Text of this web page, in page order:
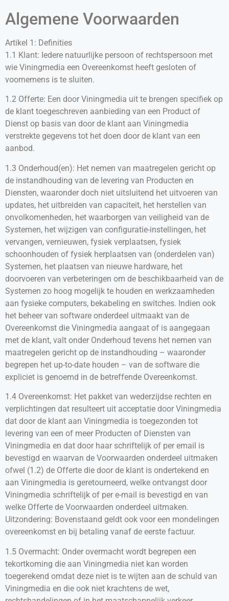
Algemene Voorwaarden
Artikel 1: Definities
1.1 Klant: Iedere natuurlijke persoon of rechtspersoon met
wie Viningmedia een Overeenkomst heeft gesloten of
voornemens is te sluiten.
1.2 Offerte: Een door Viningmedia uit te brengen specifiek op
de klant toegeschreven aanbieding van een Product of
Dienst op basis van door de klant aan Viningmedia
verstrekte gegevens tot het doen door de klant van een
aanbod.
1.3 Onderhoud(en): Het nemen van maatregelen gericht op
de instandhouding van de levering van Producten en
Diensten, waaronder doch niet uitsluitend het uitvoeren van
updates, het uitbreiden van capaciteit, het herstellen van
onvolkomenheden, het waarborgen van veiligheid van de
Systemen, het wijzigen van configuratie-instellingen, het
vervangen, vernieuwen, fysiek verplaatsen, fysiek
schoonhouden of fysiek herplaatsen van (onderdelen van)
Systemen, het plaatsen van nieuwe hardware, het
doorvoeren van verbeteringen om de beschikbaarheid van de
Systemen zo hoog mogelijk te houden en werkzaamheden
aan fysieke computers, bekabeling en switches. Indien ook
het beheer van software onderdeel uitmaakt van de
Overeenkomst die Viningmedia aangaat of is aangegaan
met de klant, valt onder Onderhoud tevens het nemen van
maatregelen gericht op de instandhouding – waaronder
begrepen het up-to-date houden – van de software die
expliciet is genoemd in de betreffende Overeenkomst.
1.4 Overeenkomst: Het pakket van wederzijdse rechten en
verplichtingen dat resulteert uit acceptatie door Viningmedia
dat door de klant aan Viningmedia is toegezonden tot
levering van een of meer Producten of Diensten van
Viningmedia en dat door haar schriftelijk of per email is
bevestigd en waarvan de Voorwaarden onderdeel uitmaken
ofwel (1.2) de Offerte die door de klant is ondertekend en
aan Viningmedia is geretourneerd, welke ontvangst door
Viningmedia schriftelijk of per e-mail is bevestigd en van
welke Offerte de Voorwaarden onderdeel uitmaken.
Uitzondering: Bovenstaand geldt ook voor een mondelingen
overeenkomst en bij betaling vanaf de eerste factuur.
1.5 Overmacht: Onder overmacht wordt begrepen een
tekortkoming die aan Viningmedia niet kan worden
toegerekend omdat deze niet is te wijten aan de schuld van
Viningmedia en die ook niet krachtens de wet,